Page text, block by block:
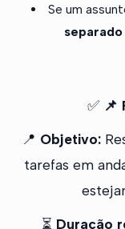
Se um
✅ 📌
📍 Objetivo:
tarefas em
⏳ Duração